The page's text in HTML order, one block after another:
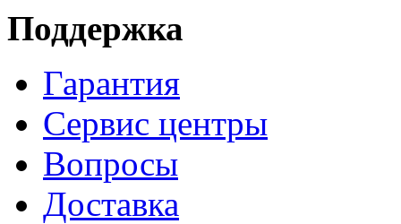
Поддержка
Гарантия
Сервис центры
Вопросы
Доставка